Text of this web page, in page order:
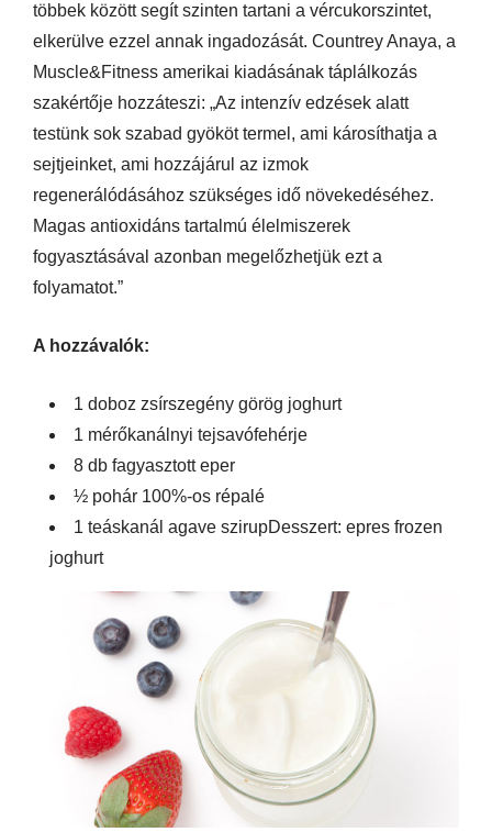
többek között segít szinten tartani a vércukorszintet,
elkerülve ezzel annak ingadozását. Countrey Anaya, a
Muscle&Fitness amerikai kiadásának táplálkozás
szakértője hozzáteszi: „Az intenzív edzések alatt
testünk sok szabad gyököt termel, ami károsíthatja a
sejtjeinket, ami hozzájárul az izmok
regenerálódásához szükséges idő növekedéséhez.
Magas antioxidáns tartalmú élelmiszerek
fogyasztásával azonban megelőzhetjük ezt a
folyamatot.”
A hozzávalók:
1 doboz zsírszegény görög joghurt
1 mérőkanálnyi tejsavófehérje
8 db fagyasztott eper
½ pohár 100%-os répalé
1 teáskanál agave szirupDesszert: epres frozen
joghurt